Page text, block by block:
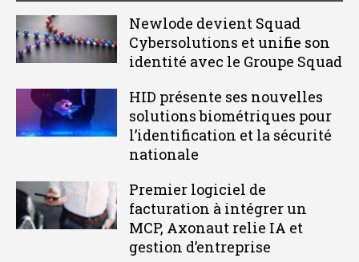
Newlode devient Squad
Cybersolutions et unifie son
identité avec le Groupe Squad
HID présente ses nouvelles
solutions biométriques pour
l’identification et la sécurité
nationale
Premier logiciel de
facturation à intégrer un
MCP, Axonaut relie IA et
gestion d’entreprise